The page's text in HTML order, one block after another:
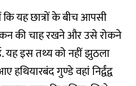
यह छात्रों के बीच आपसी
की चाह रखने और उसे रोकने
यह इस तथ्य को नहीं झुठला
गुण्डे वहां निर्द्वंद्व